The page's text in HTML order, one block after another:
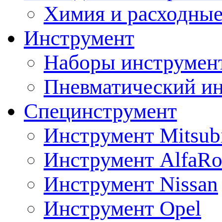
Химия и
Инструмент
Наборы
Пневматический
Специнструмент
Инструмент
Инструмент
Инструмент Nissan
Инструмент Opel